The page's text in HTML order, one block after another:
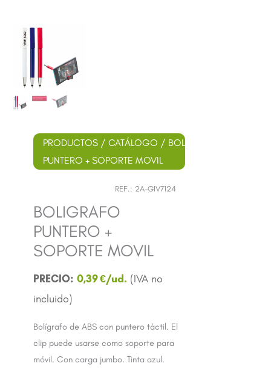
PRODUCTOS / CATÁLOGO / BOLÍGRAFOS
PUNTERO + SOPORTE MOVIL
REF.: 2A-GIV7124
BOLIGRAFO
PUNTERO +
SOPORTE MOVIL
0,39€
Bolígrafo de ABS con puntero táctil. El
clip puede usarse como soporte para
móvil. Con carga jumbo. Tinta azul.